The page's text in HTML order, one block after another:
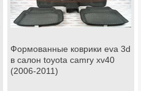
Формованные коврики eva 3d
в салон toyota camry xv40
(2006-2011)